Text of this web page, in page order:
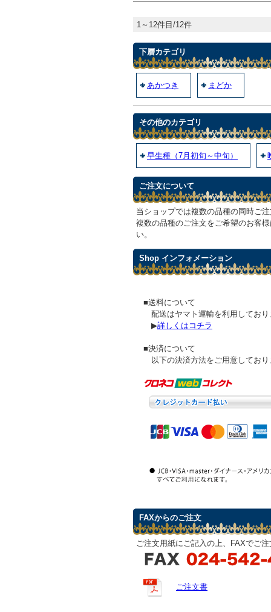
1～12件目/12件
下層カテゴリ
あかつき まどか
その他のカテゴリ
早生種（7月初旬～中旬）
ご注文について
当ショップでは複数の品種の同時ご
複数の品種のご注文をご希望のお客
い。
Shop インフォメーション
■送料について
配送はヤマト運輸を利用しており
▶詳しくはコチラ
■決済について
以下の決済方法をご用意しており
FAXからのご注文
ご注文用紙にご記入の上、FAXでご
ご注文書